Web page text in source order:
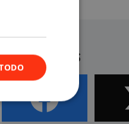
Síguenos